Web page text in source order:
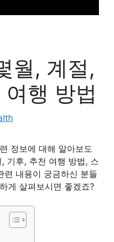
월, 계절,
행 방법
정보에 대해 알아보도
기후, 추천 여행 방법, 스
련 내용이 궁금하신 분들
게 살펴보시면 좋겠죠?